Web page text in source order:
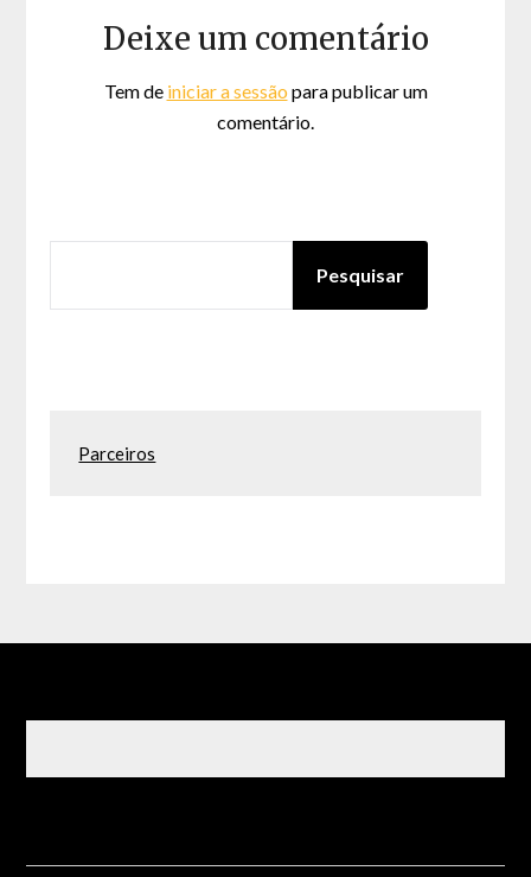
Deixe um comentário
Tem de iniciar a sessão para publicar um
comentário.
Pesquisar
Parceiros